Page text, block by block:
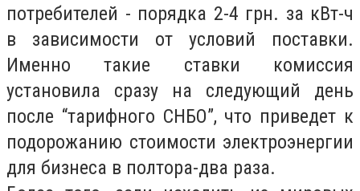
потребителей - порядка 2-4 грн. за кВт-ч
в зависимости от условий поставки.
Именно такие ставки комиссия
установила сразу на следующий день
после “тарифного СНБО”, что приведет к
подорожанию стоимости электроэнергии
для бизнеса в полтора-два раза.